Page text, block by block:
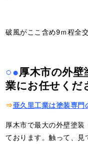
破風がここ含め9ｍ程全
○●厚木市の外壁
業にお任せくだ
⇒亜久里工業は塗装専門
厚木市で最大の外壁塗
ております。触って、